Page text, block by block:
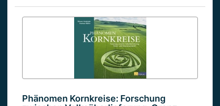
Phänomen Kornkreise: Forschung